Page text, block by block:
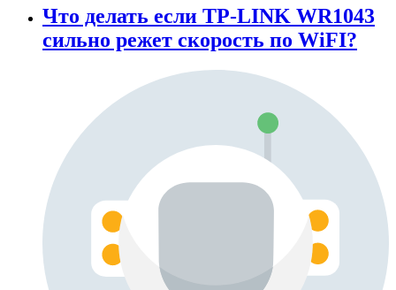
Что делать если TP-LINK WR1043
сильно режет скорость по WiFI?